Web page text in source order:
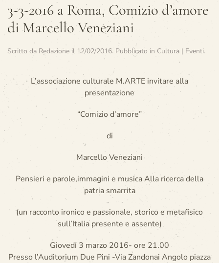
3-3-2016 a Roma, Comizio d’amore
di Marcello Veneziani
Scritto da Redazione il 12/02/2016. Pubblicato in Cultura | Eventi.
L’associazione culturale M.ARTE invitare alla
presentazione
“Comizio d’amore”
di
Marcello Veneziani
Pensieri e parole,immagini e musica Alla ricerca della
patria smarrita
(un racconto ironico e passionale, storico e metafisico
sull’Italia presente e assente)
Giovedì 3 marzo 2016- ore 21.00
Presso l’Auditorium Due Pini -Via Zandonai Angolo piazza